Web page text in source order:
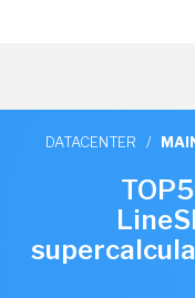
DATACENTER /